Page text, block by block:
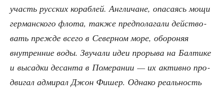
участь рус­ских кораб­лей. Англи­чане, опа­са­ясь мощи
гер­ман­ско­го фло­та, так­же пред­по­ла­га­ли дей­ство­
вать преж­де все­го в Север­ном море, обо­ро­няя
внут­рен­ние воды. Зву­ча­ли идеи про­ры­ва на Бал­ти­ке
и высад­ки десан­та в Поме­ра­нии — их актив­но про­
дви­гал адми­рал Джон Фишер. Одна­ко реаль­ность